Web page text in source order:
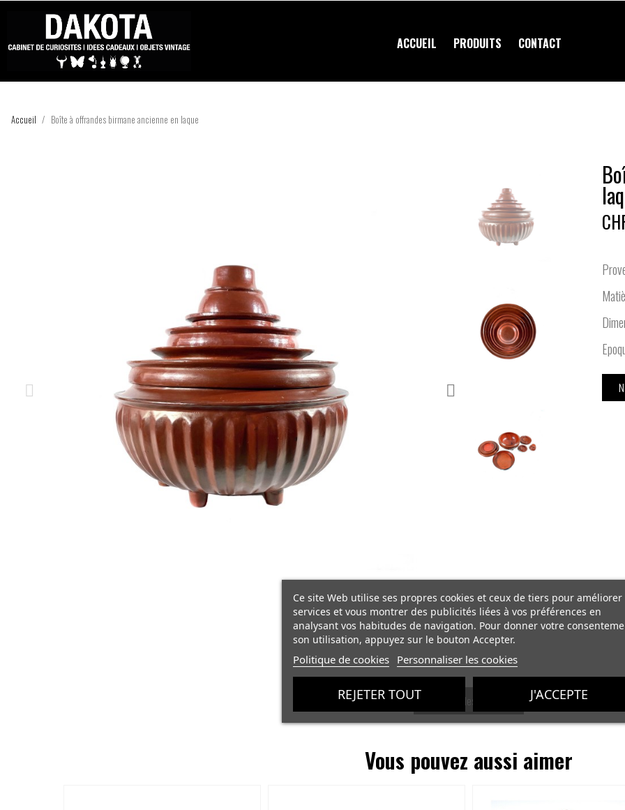
ACCUEIL PRODUITS CONTACT
Accueil Boîte à offrandes birmane ancienne en laque
Voir tous les produits
Vous pouvez aussi aimer
Ce site Web utilise ses propres cookies et ceux de tiers pour améliorer
services et vous montrer des publicités liées à vos préférences en
analysant vos habitudes de navigation. Pour donner votre
son utilisation, appuyez sur le bouton Accepter.
Politique de cookies Personnaliser les cookies
REJETER TOUT J'ACCEPTE